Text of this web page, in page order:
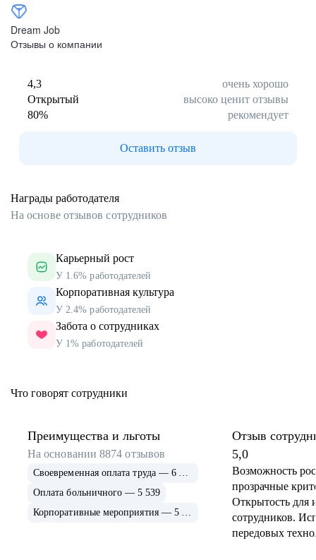
Dream Job
Отзывы о компании
4,3
очень хорошо
Открытый
высоко ценит отзывы
80% рекомендует
Оставить отзыв
Награды работодателя
На основе отзывов сотрудников
Карьерный рост
У 1.6% работодателей
Корпоративная культура
У 2.4% работодателей
Забота о сотрудниках
У 1% работодателей
Что говорят сотрудники
Преимущества и льготы
На основании8874 отзывов
Своевременная оплата труда — 6 915
Оплата больничного — 5 539
Корпоративные мероприятия — 5 339
Отзыв
5,0
Возможность
прозрачные
Открытость для
сотрудников.
передовых